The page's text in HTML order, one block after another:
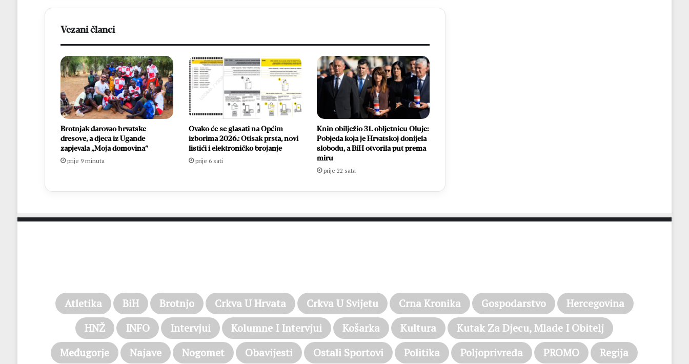
Vezani članci
Brotnjak darovao hrvatske
dresove, a djeca iz Ugande
zapjevala „Moja domovina“
prije 9 minuta
Ovako će se glasati na Općim
izborima 2026.: Otisak prsta, novi
listići i elektroničko brojanje
prije 6 sati
Knin obilježio 31. obljetnicu Oluje:
Pobjeda koja je Hrvatskoj donijela
slobodu, a BiH otvorila put prema
miru
prije 22 sata
Atletika BiH Brotnjo Crkva U Hrvata Crkva U Svijetu Crna Kronika Gospodarstvo
Hercegovina
HNŽ
INFO Intervjui Kolumne I Intervjui Košarka Kultura
Kutak Za Djecu, Mlade I Obitelj
Međugorje
Najave Nogomet Obavijesti Ostali Sportovi Politika Poljoprivreda PROMO Regija